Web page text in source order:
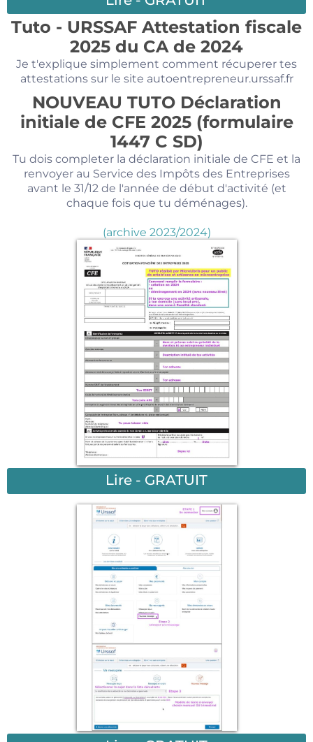
Tuto - URSSAF Attestation fiscale
2025 du CA de 2024
Je t'explique simplement comment récuperer tes
attestations sur le site autoentrepreneur.urssaf.fr
NOUVEAU TUTO Déclaration
initiale de CFE 2025 (formulaire
1447 C SD)
Tu dois completer la déclaration initiale de CFE et la
renvoyer au Service des Impôts des Entreprises
avant le 31/12 de l'année de début d'activité (et
chaque fois que tu déménages).
(archive 2023/2024)
Lire - GRATUIT